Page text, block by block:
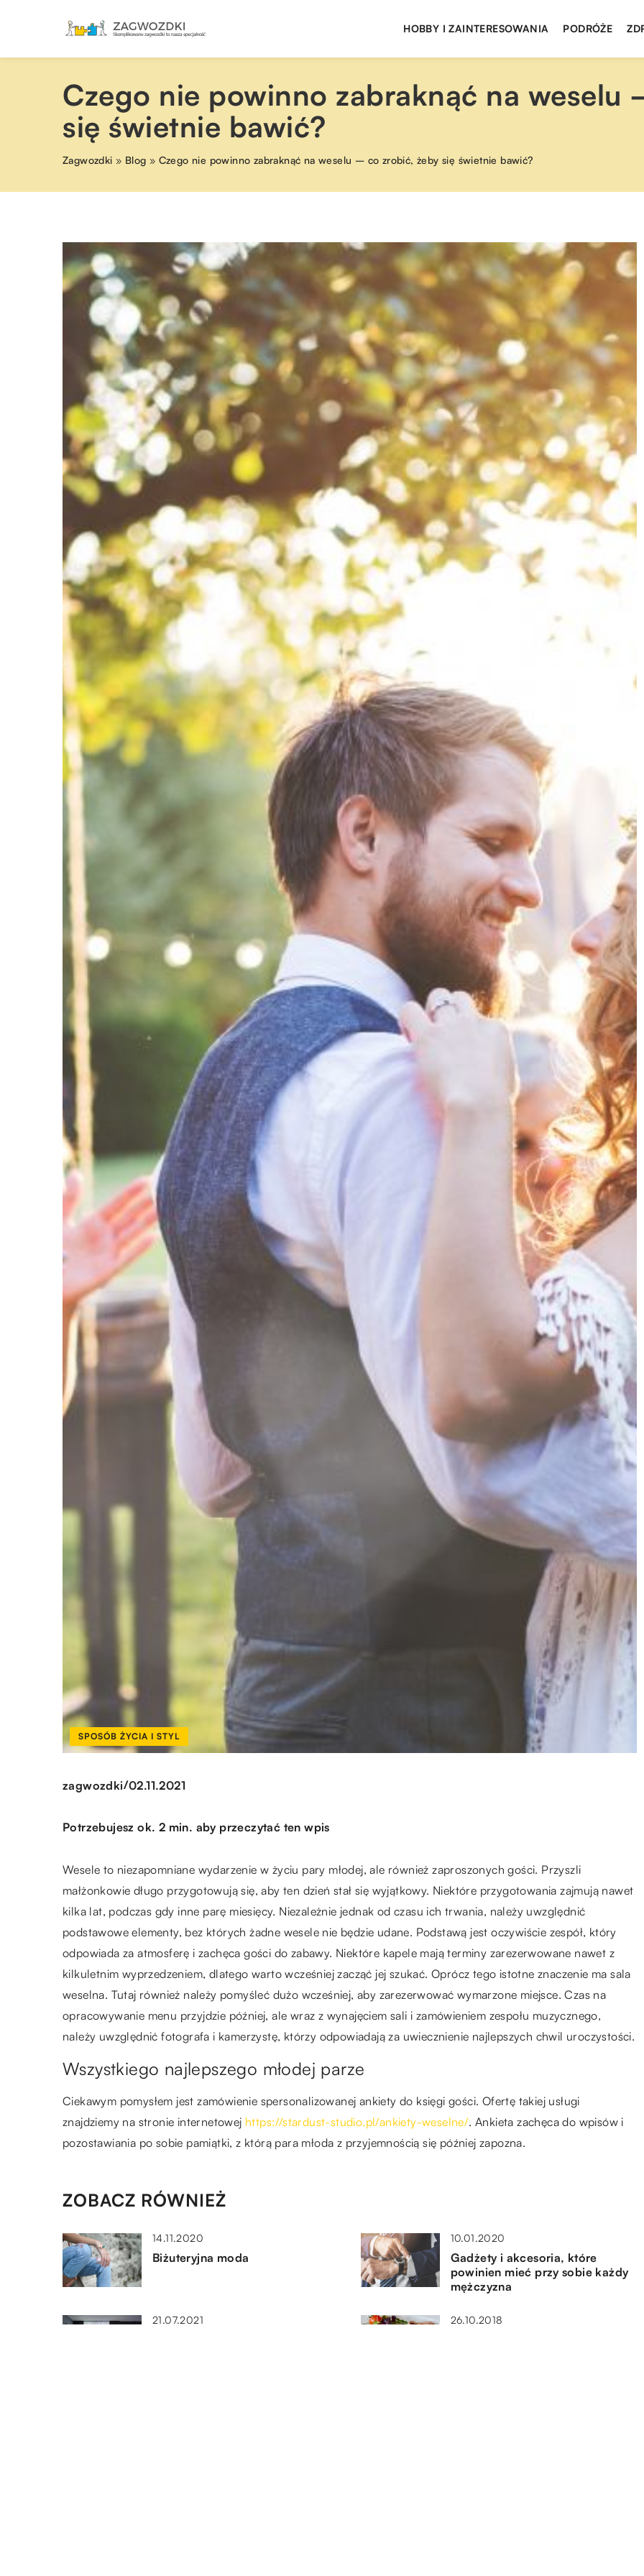
HOBBY I ZAINTERESOWANIA PODRÓŻE
Czego nie powinno zabraknąć na weselu
się świetnie bawić?
Zagwozdki » Blog » Czego nie powinno zabraknąć na weselu – co zrobić, żeby się świetnie bawić?
SPOSÓB ŻYCIA I STYL
zagwozdki/02.11.2021
Potrzebujesz ok. 2 min. aby przeczytać ten wpis
Wesele to niezapomniane wydarzenie w życiu pary młodej, ale również zaproszonych gości. Przyszli
małżonkowie długo przygotowują się, aby ten dzień stał się wyjątkowy. Niektóre przygotowania zajmują nawet
kilka lat, podczas gdy inne parę miesięcy. Niezależnie jednak od czasu ich trwania, należy uwzględnić
podstawowe elementy, bez których żadne wesele nie będzie udane. Podstawą jest oczywiście zespół, który
odpowiada za atmosferę i zachęca gości do zabawy. Niektóre kapele mają terminy zarezerwowane nawet z
kilkuletnim wyprzedzeniem, dlatego warto wcześniej zacząć jej szukać. Oprócz tego istotne znaczenie ma sala
weselna. Tutaj również należy pomyśleć dużo wcześniej, aby zarezerwować wymarzone miejsce. Czas na
opracowywanie menu przyjdzie później, ale wraz z wynajęciem sali i zamówieniem zespołu muzycznego,
należy uwzględnić fotografa i kamerzystę, którzy odpowiadają za uwiecznienie najlepszych chwil uroczystości.
Wszystkiego najlepszego młodej parze
Ciekawym pomysłem jest zamówienie spersonalizowanej ankiety do księgi gości. Ofertę takiej usługi
znajdziemy na stronie internetowej https://stardust-studio.pl/ankiety-weselne/. Ankieta zachęca do wpisów i
pozostawiania po sobie pamiątki, z którą para młoda z przyjemnością się później zapozna.
ZOBACZ RÓWNIEŻ
14.11.2020
Biżuteryjna moda
10.01.2020
Gadżety i akcesoria, które
powinien mieć przy sobie każdy
mężczyzna
21.07.2021 26.10.2018